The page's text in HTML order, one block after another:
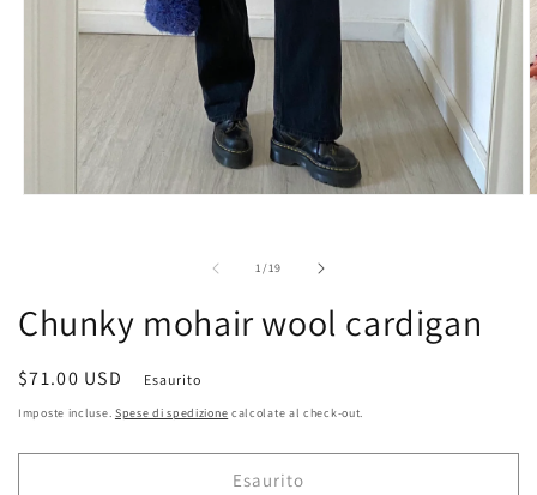
modale
1/su
19
Chunky mohair wool cardigan
Prezzo
di
$71.00 USD Esaurito
Imposte incluse. Spese di spedizione calcolate al check-out.
Esaurito